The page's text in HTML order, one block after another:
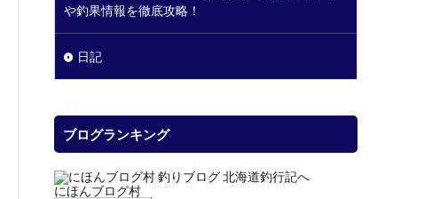
や釣果情報を徹底攻略！
日記
ブログランキング
にほんブログ村